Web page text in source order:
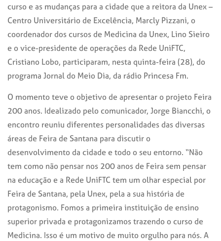
curso e as mudanças para a cidade que a reitora da Unex –
Centro Universitário de Excelência, Marcly Pizzani, o
coordenador dos cursos de Medicina da Unex, Lino Sieiro
e o vice-presidente de operações da Rede UniFTC,
Cristiano Lobo, participaram, nesta quinta-feira (28), do
programa Jornal do Meio Dia, da rádio Princesa Fm.
O momento teve o objetivo de apresentar o projeto Feira
200 anos. Idealizado pelo comunicador, Jorge Biancchi, o
encontro reuniu diferentes personalidades das diversas
áreas de Feira de Santana para discutir o
desenvolvimento da cidade e todo o seu entorno. “Não
tem como não pensar nos 200 anos de Feira sem pensar
na educação e a Rede UniFTC tem um olhar especial por
Feira de Santana, pela Unex, pela a sua história de
protagonismo. Fomos a primeira instituição de ensino
superior privada e protagonizamos trazendo o curso de
Medicina. Isso é um motivo de muito orgulho para nós. A